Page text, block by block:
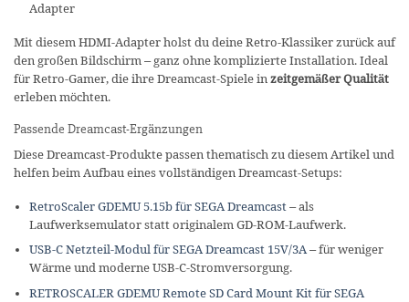
Adapter
Mit diesem HDMI-Adapter holst du deine Retro-Klassiker zurück auf
den großen Bildschirm – ganz ohne komplizierte Installation. Ideal
für Retro-Gamer, die ihre Dreamcast-Spiele in zeitgemäßer Qualität
erleben möchten.
Passende Dreamcast-Ergänzungen
Diese Dreamcast-Produkte passen thematisch zu diesem Artikel und
helfen beim Aufbau eines vollständigen Dreamcast-Setups:
RetroScaler GDEMU 5.15b für SEGA Dreamcast– als
Laufwerksemulator statt originalem GD-ROM-Laufwerk.
USB-C Netzteil-Modul für SEGA Dreamcast 15V/3A– für weniger
Wärme und moderne USB-C-Stromversorgung.
RETROSCALER GDEMU Remote SD Card Mount Kit für SEGA